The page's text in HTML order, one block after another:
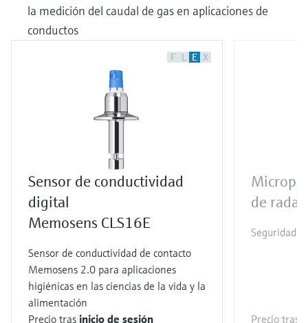
la medición del caudal de gas en aplicaciones de
conductos
F L E X
Sensor de conductividad
digital
Memosens CLS16E
Sensor de conductividad de contacto
Memosens 2.0 para aplicaciones
higiénicas en las ciencias de la vida y la
alimentación
Precio tras inicio de sesión
de
Seguridad
Precio tras